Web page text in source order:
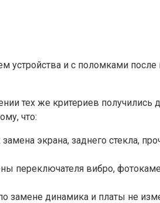
устройства и с поломками
тех же критериев получились
что:
экрана, заднего стекла,
переключателя вибро,
замене динамика и платы не